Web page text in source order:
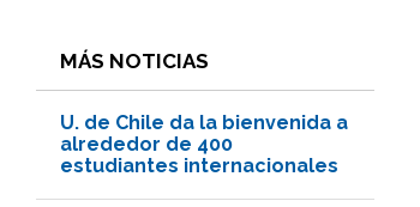
MÁS NOTICIAS
U. de Chile da la bienvenida a
alrededor de 400
estudiantes internacionales